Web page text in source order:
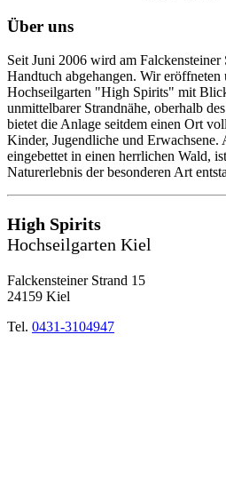
Über uns
Seit Juni 2006 wird am
Handtuch abgehangen. Wir
Hochseilgarten "High Spirits" mit
unmittelbarer Strandnähe, oberhalb
bietet die Anlage seitdem einen Ort
Kinder, Jugendliche und
eingebettet in einen herrlichen Wald,
Naturerlebnis der besonderen Art
High Spirits
Hochseilgarten Kiel
Falckensteiner Strand 15
24159 Kiel
Tel. 0431-3104947